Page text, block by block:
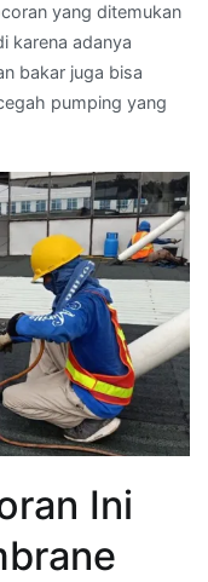
yang ditemukan
karena adanya
bakar juga bisa
pumping yang
Ini